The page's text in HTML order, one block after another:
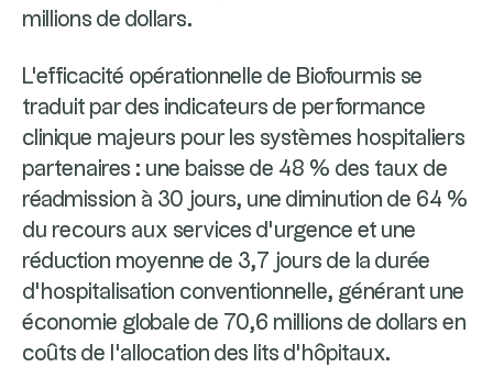
millions de dollars.
L'efficacité opérationnelle de Biofourmis se
traduit par des indicateurs de performance
clinique majeurs pour les systèmes hospitaliers
partenaires : une baisse de 48 % des taux de
réadmission à 30 jours, une diminution de 64 %
du recours aux services d'urgence et une
réduction moyenne de 3,7 jours de la durée
d'hospitalisation conventionnelle, générant une
économie globale de 70,6 millions de dollars en
coûts de l'allocation des lits d'hôpitaux.